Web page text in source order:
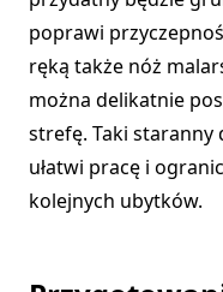
poprawi
ręką także nóż
można delikatnie
strefę. Taki staranny
ułatwi pracę i
kolejnych ubytków.